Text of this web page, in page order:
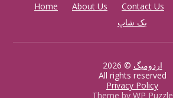
Home About Us Contact Us
بک شاپ
اردومیگ © 2026
All rights reserved
Privacy Policy
Theme by WP Puzzle